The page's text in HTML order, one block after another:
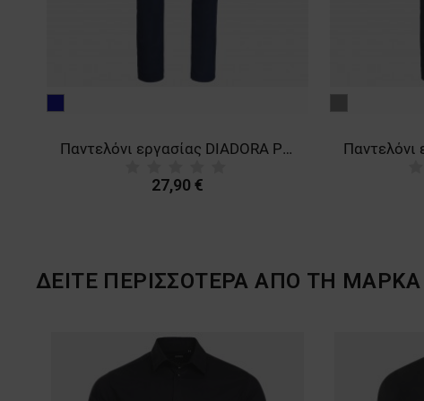
Παντελόνι εργασίας DIADORA POLY STRETCH SMART 2.0 NAVY
27,90 €
ΔΕΙΤΕ ΠΕΡΙΣΣΟΤΕΡΑ ΑΠΟ ΤΗ ΜΑΡΚΑ